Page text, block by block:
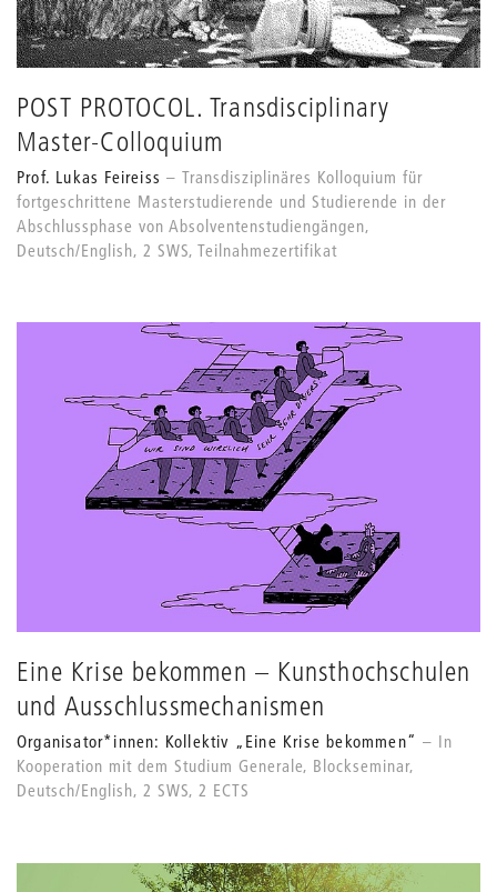
POST PROTOCOL. Transdisciplinary
Master-Colloquium
Prof. Lukas Feireiss
Transdisziplinäres Kolloquium für
fortgeschrittene Masterstudierende und Studierende in der
Abschlussphase von Absolventenstudiengängen,
Deutsch/English, 2 SWS, Teilnahmezertifikat
Eine Krise bekommen – Kunsthochschulen
und Ausschlussmechanismen
Organisator*innen: Kollektiv „Eine Krise bekommen“
In
Kooperation mit dem Studium Generale, Blockseminar,
Deutsch/English, 2 SWS, 2 ECTS